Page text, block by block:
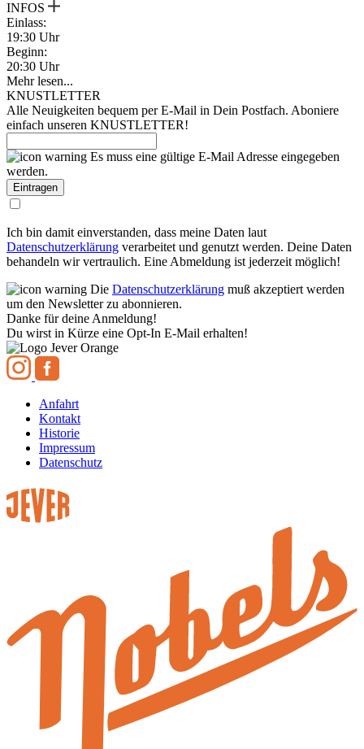
INFOS
Einlass:
19:30 Uhr
Beginn:
20:30 Uhr
Mehr lesen...
KNUSTLETTER
Alle Neuigkeiten bequem per E-Mail in Dein Postfach. Aboniere
einfach unseren KNUSTLETTER!
Es muss eine gültige E-Mail Adresse eingegeben
werden.
Ich bin damit einverstanden, dass meine Daten laut
Datenschutzerklärung verarbeitet und genutzt werden. Deine Daten
behandeln wir vertraulich. Eine Abmeldung ist jederzeit möglich!
Die Datenschutzerklärung muß akzeptiert werden
um den Newsletter zu abonnieren.
Danke für deine Anmeldung!
Du wirst in Kürze eine Opt-In E-Mail erhalten!
Anfahrt
Kontakt
Historie
Impressum
Datenschutz